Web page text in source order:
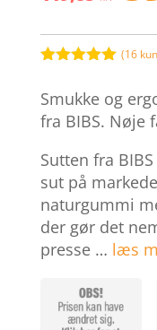
af 5
baseret på
kundebedøm
(16
Smukke og
fra BIBS. Nøje
Sutten fra
sut på
naturgummi
der gør det
presse … læs